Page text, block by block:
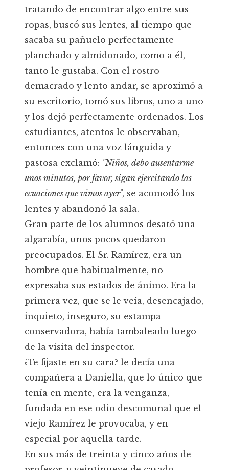
tratando de encontrar algo entre sus
ropas, buscó sus lentes, al tiempo que
sacaba su pañuelo perfectamente
planchado y almidonado, como a él,
tanto le gustaba. Con el rostro
demacrado y lento andar, se aproximó a
su escritorio, tomó sus libros, uno a uno
y los dejó perfectamente ordenados. Los
estudiantes, atentos le observaban,
entonces con una voz lánguida y
pastosa exclamó: "Niños, debo ausentarme
unos minutos, por favor, sigan ejercitando las
ecuaciones que vimos ayer", se acomodó los
lentes y abandonó la sala.
Gran parte de los alumnos desató una
algarabía, unos pocos quedaron
preocupados. El Sr. Ramírez, era un
hombre que habitualmente, no
expresaba sus estados de ánimo. Era la
primera vez, que se le veía, desencajado,
inquieto, inseguro, su estampa
conservadora, había tambaleado luego
de la visita del inspector.
¿Te fijaste en su cara? le decía una
compañera a Daniella, que lo único que
tenía en mente, era la venganza,
fundada en ese odio descomunal que el
viejo Ramírez le provocaba, y en
especial por aquella tarde.
En sus más de treinta y cinco años de